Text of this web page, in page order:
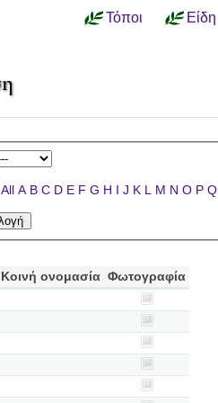
Τόποι Είδη
All A B C D E F G H I J K L M N O P Q
Κοινή ονομασία Φωτογραφία